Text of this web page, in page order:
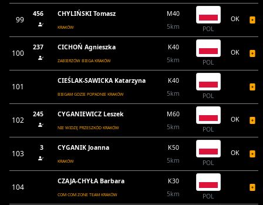
99
456 CHYLIŃSKI Tomasz
KRAKÓW
M40
5km
POL
OK
100
237 CICHOŃ Agnieszka
ZABIERZÓW BIEGA KRAKÓW
K40
5km
POL
OK
101
CIEŚLAK-SAWICKA Katarzyna
BIEGAM GDZIE POPADNIE KRAKÓW
K40
5km
POL
102
245 CYGANIEWICZ Leszek
NIE WIDZĘ PRZESZKÓD KRAKÓW
M60
5km
POL
OK
103
3 CYGANIK Joanna
KRAKÓW
K50
5km
POL
OK
104
CZAJA-CHYŁA Barbara
COM COM ZONE TEAM KRAKÓW
K30
5km
POL